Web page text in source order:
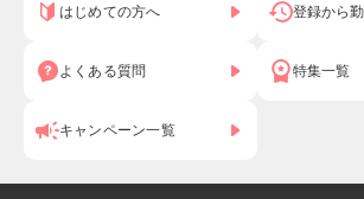
はじめての方へ 登録から
よくある質問 特集一覧
キャンペーン一覧